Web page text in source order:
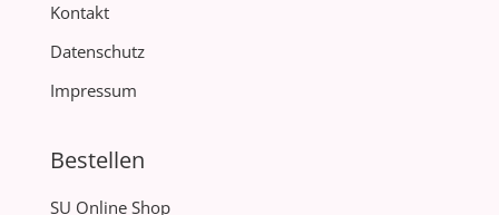
Kontakt
Datenschutz
Impressum
Bestellen
SU Online Shop